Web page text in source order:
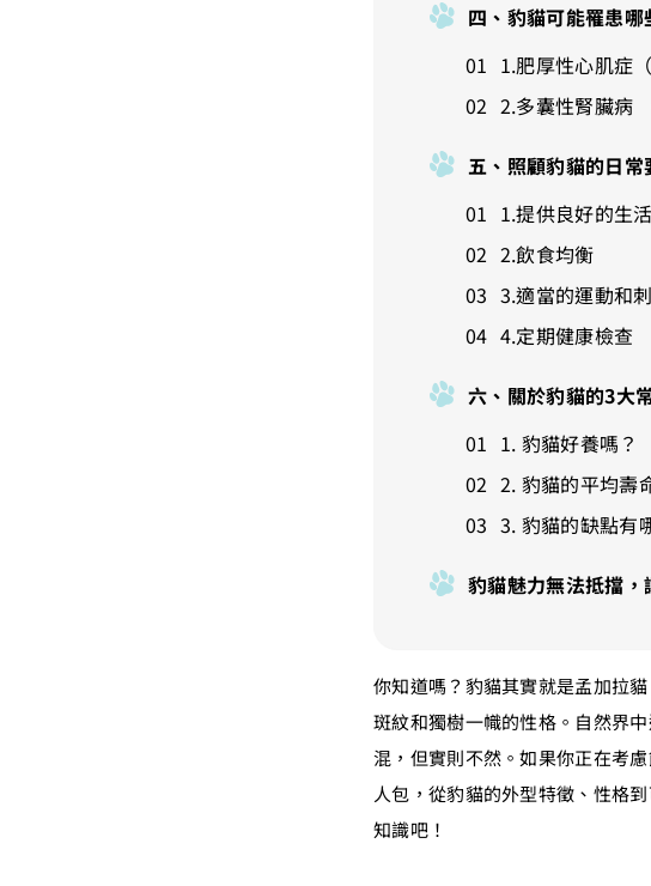
四、豹貓可能罹患哪
1.肥厚性心肌症
2.多囊性腎臟病
五、照顧豹貓的日常
1.提供良好的生
2.飲食均衡
3.適當的運動和
4.定期健康檢查
六、關於豹貓的3大
1. 豹貓好養嗎？
2. 豹貓的平均壽
3. 豹貓的缺點有
豹貓魅力無法抵擋
你知道嗎？豹貓其實就是孟加拉
斑紋和獨樹一幟的性格。自然界
混，但實則不然。如果你正在考
人包，從豹貓的外型特徵、性格
知識吧！